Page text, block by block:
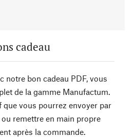
cadeau
notre bon cadeau PDF, vous
de la gamme Manufactum.
vous pourrez envoyer par
remettre en main propre
après la commande.